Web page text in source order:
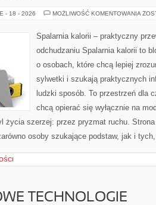
- 18 - 2026 MOŻLIWOŚĆ KOMENTOWANIA
Spalarnia kalorii – praktyczny
odchudzaniu Spalarnia kalorii to
o osobach, które chcą lepiej
sylwetki i szukają praktycznych
ludzki sposób. To przestrzeń dla
chcą opierać się wyłącznie na
życia szerzej: przez pryzmat ruchu.
osoby szukające podstaw, jak i
TECHNOLOGIE